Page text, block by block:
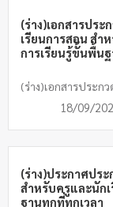
(ร่าง)เอกสารปร
เรียนการสอน สำ
การเรียนรู้ขั้นพื้น
(ร่าง)เอกสารประก
18/09/
(ร่าง)ประกาศปร
สำหรับครูและนักเ
ฐานทุกที่ทุกเวลา